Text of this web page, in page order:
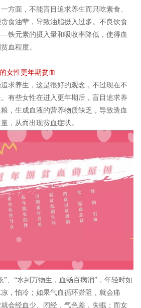
方面，不能盲目追求养生而只吃素食、
食油荤，导致油脂摄入过多。不良饮食
铁元素的摄入量和吸收率降低，使得血
血程度。
女性更年期贫血
求养生，这是很好的观念，不过现在不
有些女性在进入更年期后，盲目追求养
，生成血液的营养物质缺乏，导致造血
，从而出现贫血症状。
”、“水到万物生，血畅百病消”，年轻时如
，怕冷；如果气血循环淤阻，就会痛
会经血少、闭经，气色差，失眠；而女